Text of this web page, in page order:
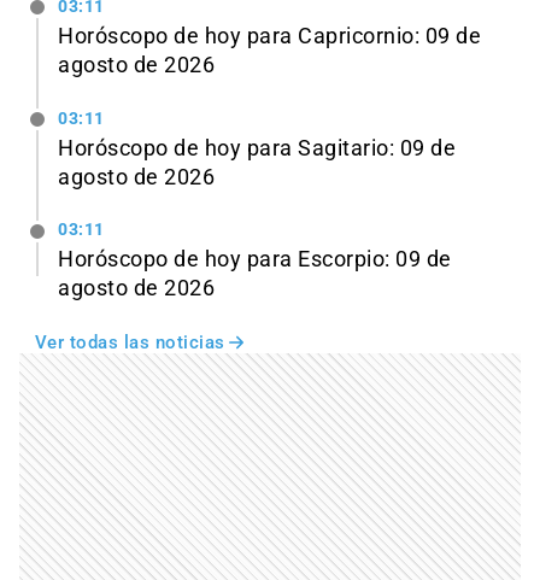
03:11
Horóscopo de hoy para Capricornio: 09 de
agosto de 2026
03:11
Horóscopo de hoy para Sagitario: 09 de
agosto de 2026
03:11
Horóscopo de hoy para Escorpio: 09 de
agosto de 2026
Ver todas las noticias